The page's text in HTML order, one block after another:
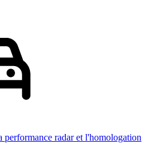
performance radar et l'homologation